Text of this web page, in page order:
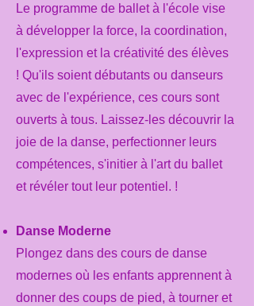
​Le programme de ballet à l'école vise
à développer la force, la coordination,
l'expression et la créativité des élèves
! Qu'ils soient débutants ou danseurs
avec de l'expérience, ces cours sont
ouverts à tous. Laissez-les découvrir la
joie de la danse, perfectionner leurs
compétences, s'initier à l'art du ballet
et révéler tout leur potentiel. !
Danse Moderne
Plongez dans des cours de danse
modernes où les enfants apprennent à
donner des coups de pied, à tourner et